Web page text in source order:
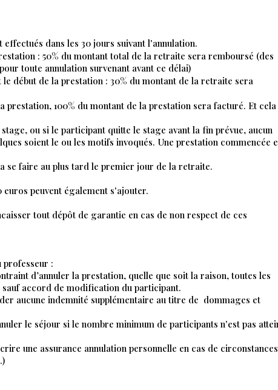
dans les 30 jours suivant l'annulation.
: 50% du montant total de la retraite sera remboursé (des
toute annulation survenant avant ce délai)
le début de la prestation : 30% du montant de la retraite sera
prestation, 100% du montant de la prestation sera facturé. Et cela
ou si le participant quitte le stage avant la fin prévue, aucun
soient le ou les motifs invoqués. Une prestation commencée
se faire au plus tard le premier jour de la retraite.
peuvent également s'ajouter.
tout dépôt de garantie en cas de non respect de ces
professeur :
d’annuler la prestation, quelle que soit la raison, toutes les
accord de modification du participant.
aucune indemnité supplémentaire au titre de dommages et
le séjour si le nombre minimum de participants n'est pas
une assurance annulation personnelle en cas de circonstances